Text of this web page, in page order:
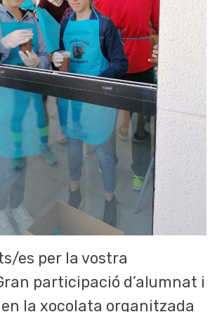
es per la vostra
participació d’alumnat i
la xocolata organitzada